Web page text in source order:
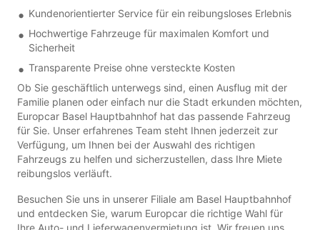
Kundenorientierter Service für ein reibungsloses Erlebnis
Hochwertige Fahrzeuge für maximalen Komfort und
Sicherheit
Transparente Preise ohne versteckte Kosten
Ob Sie geschäftlich unterwegs sind, einen Ausflug mit der
Familie planen oder einfach nur die Stadt erkunden möchten,
Europcar Basel Hauptbahnhof hat das passende Fahrzeug
für Sie. Unser erfahrenes Team steht Ihnen jederzeit zur
Verfügung, um Ihnen bei der Auswahl des richtigen
Fahrzeugs zu helfen und sicherzustellen, dass Ihre Miete
reibungslos verläuft.
Besuchen Sie uns in unserer Filiale am Basel Hauptbahnhof
und entdecken Sie, warum Europcar die richtige Wahl für
Ihre Auto- und Lieferwagenvermietung ist. Wir freuen uns